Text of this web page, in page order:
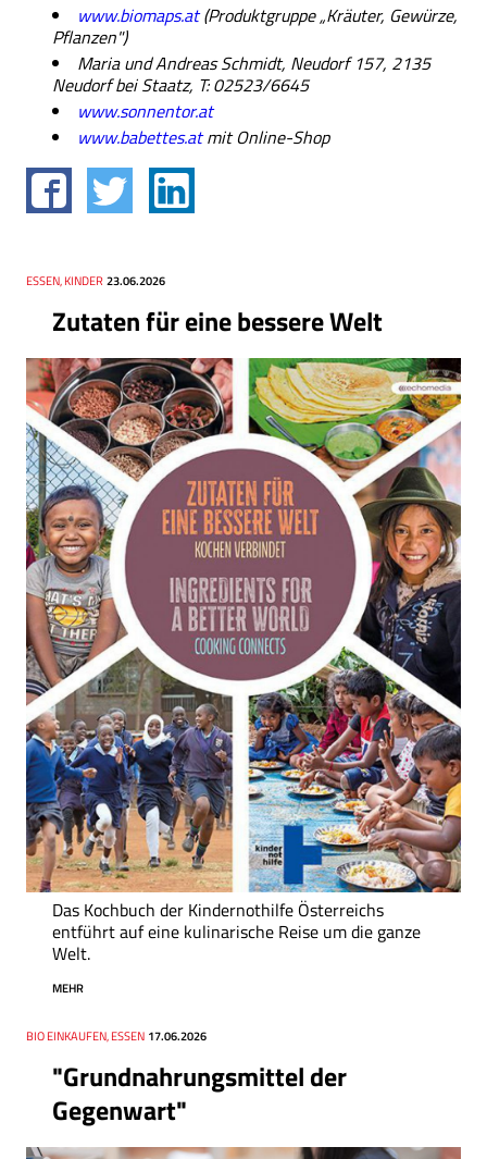
www.biomaps.at(Produktgruppe „Kräuter, Gewürze,
Pflanzen")
Maria und Andreas Schmidt, Neudorf 157, 2135
Neudorf bei Staatz, T: 02523/6645
www.sonnentor.at
www.babettes.atmit Online-Shop
Zutaten für eine bessere Welt
Thema
ESSEN, KINDER
Datum 23.06.2026
Das Kochbuch der Kindernothilfe Österreichs
entführt auf eine kulinarische Reise um die ganze
Welt.
MEHR
"Grundnahrungsmittel der
Gegenwart"
Thema
BIO EINKAUFEN, ESSEN
Datum 17.06.2026